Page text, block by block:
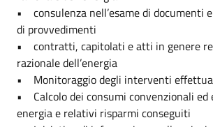
• consulenza nell’esame di documenti
di provvedimenti
• contratti, capitolati e atti in genere
razionale dell’energia
• Monitoraggio degli interventi
• Calcolo dei consumi convenzionali
energia e relativi risparmi conseguiti